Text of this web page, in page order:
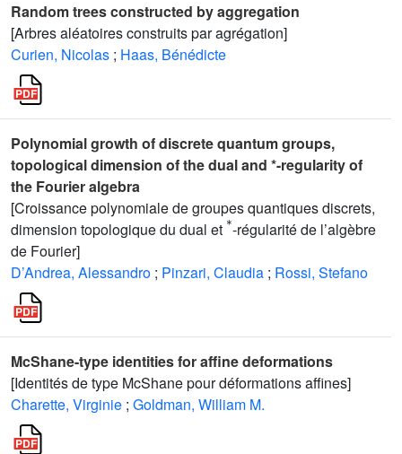
Random trees constructed by aggregation
[Arbres aléatoires construits par agrégation]
Curien, Nicolas ; Haas, Bénédicte
Polynomial growth of discrete quantum groups,
topological dimension of the dual and *-regularity of
the Fourier algebra
[Croissance polynomiale de groupes quantiques discrets,
dimension topologique du dual et
*
-régularité de l’algèbre
de Fourier]
D’Andrea, Alessandro ; Pinzari, Claudia ; Rossi, Stefano
McShane-type identities for affine deformations
[Identités de type McShane pour déformations affines]
Charette, Virginie ; Goldman, William M.